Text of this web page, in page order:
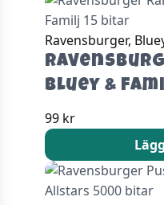
Ravensburger,
Bluey &
99 kr